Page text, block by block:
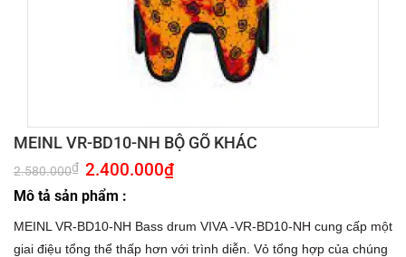
MEINL VR-BD10-NH BỘ GÕ KHÁC
2.580.000₫ Giá
gốc
là:
2.580.000₫.
2.400.000₫Giá
Mô tả sản phẩm :
MEINL VR-BD10-NH Bass drum VIVA -VR-BD10-NH cung cấp một
giai điệu tổng thể thấp hơn với trình diễn. Vỏ tổng hợp của chúng